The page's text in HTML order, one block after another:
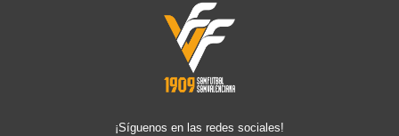
¡Síguenos en las redes sociales!